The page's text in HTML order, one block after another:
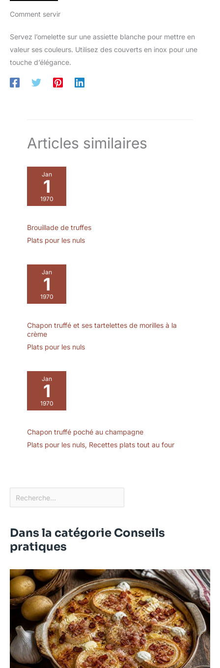
Comment servir
Servez l’omelette sur une assiette blanche pour mettre en
valeur ses couleurs. Utilisez des couverts en inox pour une
touche d’élégance.
Articles similaires
Jan
1
1970
Brouillade de truffes
Plats pour les nuls
Jan
1
1970
Chapon truffé et ses tartelettes de morilles à la
crème
Plats pour les nuls
Jan
1
1970
Chapon truffé poché au champagne
Plats pour les nuls, Recettes plats tout au four
Dans la catégorie Conseils
pratiques